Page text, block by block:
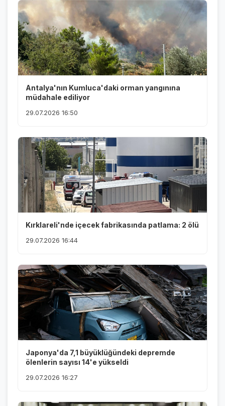
Antalya'nın Kumluca'daki orman yangınına
müdahale ediliyor
29.07.2026 16:50
Kırklareli'nde içecek fabrikasında patlama: 2 ölü
29.07.2026 16:44
Japonya'da 7,1 büyüklüğündeki depremde
ölenlerin sayısı 14'e yükseldi
29.07.2026 16:27